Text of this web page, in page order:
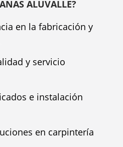
ALUVALLE?
en la fabricación y
y servicio
e instalación
en carpintería